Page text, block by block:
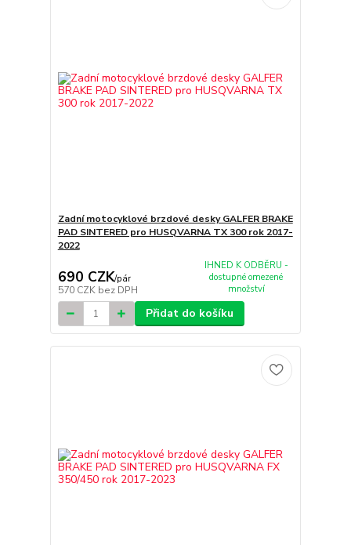
Zadní motocyklové brzdové desky GALFER BRAKE
PAD SINTERED pro HUSQVARNA TX 300 rok 2017-
2022
690 CZK/pár
570 CZK bez DPH
IHNED K ODBĚRU -
dostupné omezené
množství
Přidat do košíku